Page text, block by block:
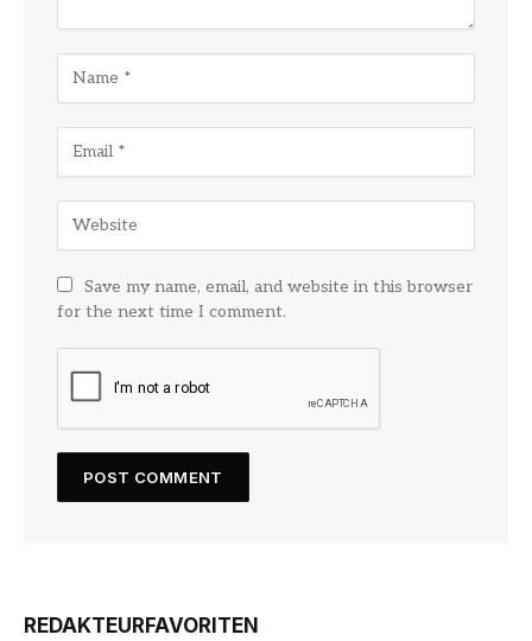
Save my name, email, and website in this browser
for the next time I comment.
REDAKTEURFAVORITEN